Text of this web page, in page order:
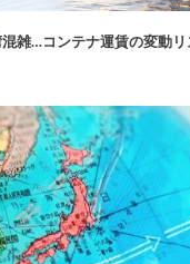
雑…コンテナ運賃の変動